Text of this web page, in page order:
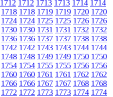
1712 1712 1713 1713 1714 1714
1718 1718 1719 1719 1720 1720
1724 1724 1725 1725 1726 1726
1730 1730 1731 1731 1732 1732
1736 1736 1737 1737 1738 1738
1742 1742 1743 1743 1744 1744
1748 1748 1749 1749 1750 1750
1754 1754 1755 1755 1756 1756
1760 1760 1761 1761 1762 1762
1766 1766 1767 1767 1768 1768
1772 1772 1773 1773 1774 1774